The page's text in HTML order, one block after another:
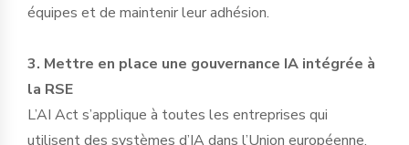
équipes et de maintenir leur adhésion.
3. Mettre en place une gouvernance IA intégrée à
la RSE
L’AI Act s’applique à toutes les entreprises qui
utilisent des systèmes d’IA dans l’Union européenne,